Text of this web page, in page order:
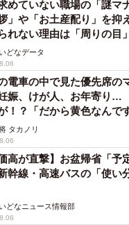
めていない職場の「謎マ
」や「お土産配り」を抑
れない理由は「周りの目」
どなデータ
電車の中で見た優先席
娠、けが人、お年寄り
！？「だから黄色なんで
タカノリ
価高が直撃】お盆帰省「予
線・高速バスの「使い
どなニュース情報部